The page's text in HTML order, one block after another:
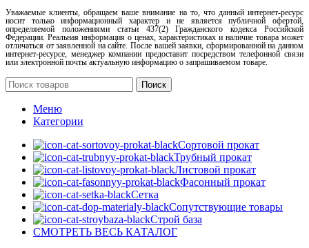
Уважаемые клиенты, обращаем ваше внимание на то, что данный интернет-ресурс
носит только информационный характер и не является публичной офертой,
определяемой положениями статьи 437(2) Гражданского кодекса Российской
Федерации. Реальная информация о ценах, характеристиках и наличие товара может
отличаться от заявленной на сайте. После вашей заявки, сформированной на данном
интернет-ресурсе, менеджер компании предоставит посредством телефонной связи
или электронной почты актуальную информацию о запрашиваемом товаре.
Поиск
Меню
Категории
Сортовой прокат
Трубный прокат
Листовой прокат
Фасонный прокат
Сетка
Сопутствующие товары
Строй база
СМОТРЕТЬ ВЕСЬ КАТАЛОГ